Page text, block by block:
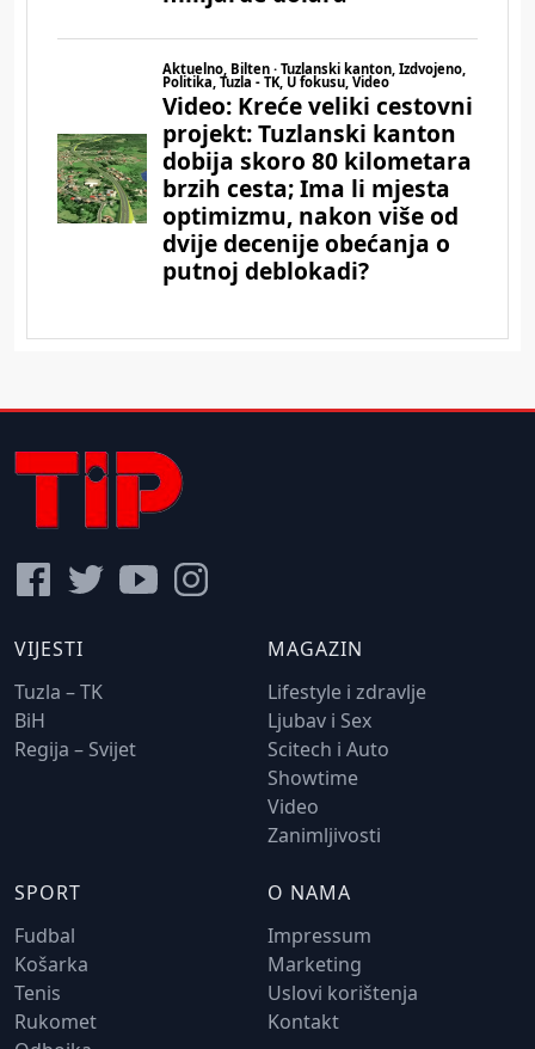
VIJESTI
Tuzla – TK
BiH
Regija – Svijet
MAGAZIN
Lifestyle i zdravlje
Ljubav i Sex
Scitech i Auto
Showtime
Video
Zanimljivosti
SPORT
Fudbal
Košarka
Tenis
Rukomet
O NAMA
Impressum
Marketing
Uslovi korištenja
Kontakt